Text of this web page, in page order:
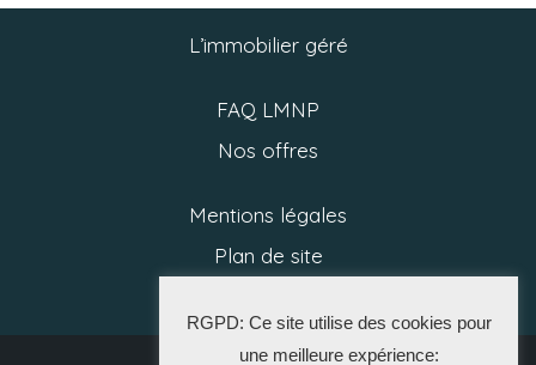
L’immobilier géré
FAQ LMNP
Nos offres
Mentions légales
Plan de site
RGPD: Ce site utilise des cookies pour
une meilleure expérience: